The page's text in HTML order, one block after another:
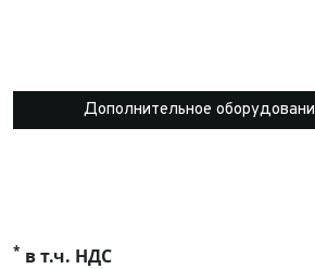
Дополнительное
* в т.ч. НДС